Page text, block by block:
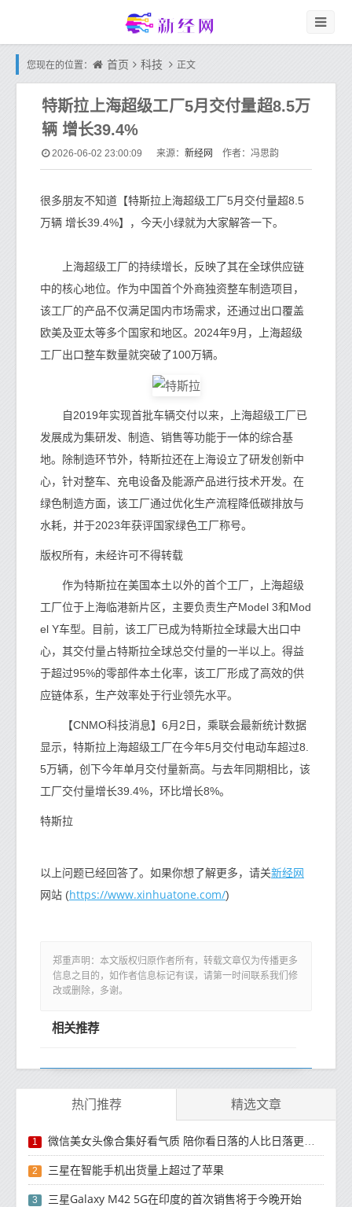
您现在的位置： 首页 科技 正文
特斯拉上海超级工厂5月交付量超8.5万
辆 增长39.4%
2026-06-02 23:00:09 来源： 新经网 作者：冯思韵
很多朋友不知道【特斯拉上海超级工厂5月交付量超8.5
万辆 增长39.4%】，今天小绿就为大家解答一下。
上海超级工厂的持续增长，反映了其在全球供应链
中的核心地位。作为中国首个外商独资整车制造项目，
该工厂的产品不仅满足国内市场需求，还通过出口覆盖
欧美及亚太等多个国家和地区。2024年9月，上海超级
工厂出口整车数量就突破了100万辆。
自2019年实现首批车辆交付以来，上海超级工厂已
发展成为集研发、制造、销售等功能于一体的综合基
地。除制造环节外，特斯拉还在上海设立了研发创新中
心，针对整车、充电设备及能源产品进行技术开发。在
绿色制造方面，该工厂通过优化生产流程降低碳排放与
水耗，并于2023年获评国家绿色工厂称号。
版权所有，未经许可不得转载
作为特斯拉在美国本土以外的首个工厂，上海超级
工厂位于上海临港新片区，主要负责生产Model 3和Mod
el Y车型。目前，该工厂已成为特斯拉全球最大出口中
心，其交付量占特斯拉全球总交付量的一半以上。得益
于超过95%的零部件本土化率，该工厂形成了高效的供
应链体系，生产效率处于行业领先水平。
【CNMO科技消息】6月2日，乘联会最新统计数据
显示，特斯拉上海超级工厂在今年5月交付电动车超过8.
5万辆，创下今年单月交付量新高。与去年同期相比，该
工厂交付量增长39.4%，环比增长8%。
特斯拉
以上问题已经回答了。如果你想了解更多，请关新经网
网站 (https://www.xinhuatone.com/)
郑重声明：本文版权归原作者所有，转载文章仅为传播更多
信息之目的，如作者信息标记有误，请第一时间联系我们修
改或删除，多谢。
相关推荐
热门推荐 精选文章
1 微信美女头像合集好看气质 陪你看日落的人比日落更浪漫
2 三星在智能手机出货量上超过了苹果
3 三星Galaxy M42 5G在印度的首次销售将于今晚开始